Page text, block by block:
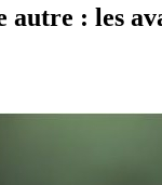
: les